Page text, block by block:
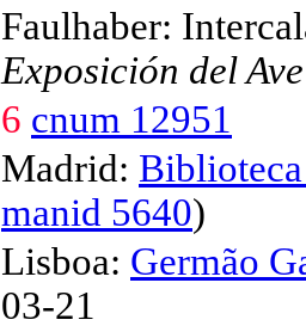
Faulhaber:
Exposición del
6 cnum 12951
Madrid:
manid 5640)
Lisboa: Germão
03-21